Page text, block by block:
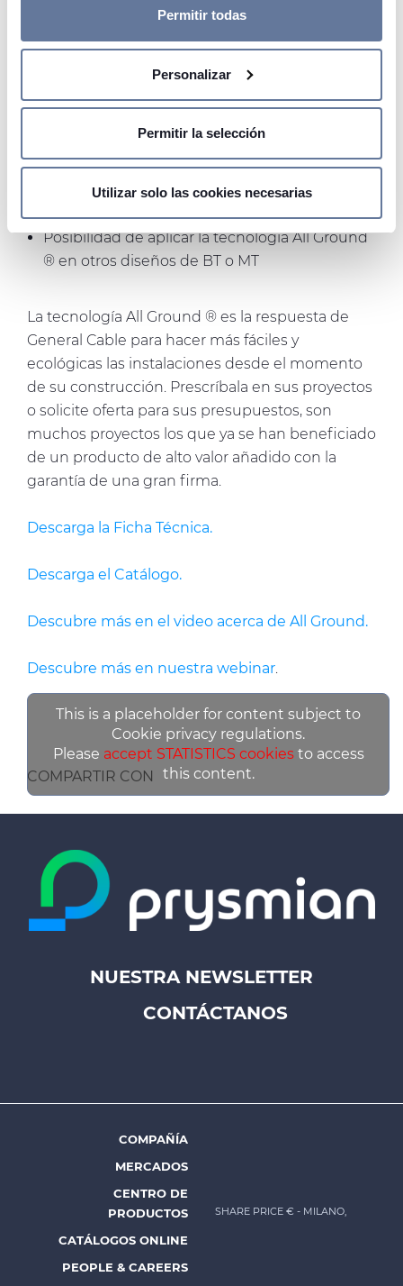
Si lo permite, también quisiéramos:
geográfica que puede tener una precisión de varios
Identificar su dispositivo analizándolo activamente
Obtenga más información sobre cómo se procesan sus
datos personales y establezca sus preferencias en la
consentimiento en cualquier momento en la Declaración
de cookies.
el contenido y los anuncios, ofrecer funciones de redes
sociales y analizar el tráfico. Además, compartimos
información sobre el uso que haga del sitio web con
nuestros partners de redes sociales, publicidad y análisis
web, quienes pueden combinarla con otra información
que les haya proporcionado o que hayan recopilado a
partir del uso que haya hecho de sus servicios.
Permitir todas
Personalizar
Permitir la selección
Utilizar solo las cookies necesarias
convencional
Iguales intensidades admisibles que cable
convencional
Alta resistencia a la intemperie (UNE 211605)
No contiene metales pesados
Resistente a termitas
Apto para instalaciones FV en isla (IT)
Posibilidad de aplicar la tecnología All Ground
® en otros diseños de BT o MT
La tecnología All Ground ® es la respuesta de
General Cable para hacer más fáciles y
ecológicas las instalaciones desde el momento
de su construcción. Prescríbala en sus proyectos
o solicite oferta para sus presupuestos, son
muchos proyectos los que ya se han beneficiado
de un producto de alto valor añadido con la
garantía de una gran firma.
Descarga la Ficha Técnica.
Descarga el Catálogo.
Descubre más en el video acerca de All Ground.
Descubre más en nuestra webinar.
COMPARTIR CON
This is a placeholder for content subject to
Cookie privacy regulations.
Please accept STATISTICS cookiesto access
this content.
Footer
Prysmian
NUESTRA NEWSLETTER
CONTÁCTANOS
Footer
menu
Prysmian
COMPAÑÍA
MERCADOS
CENTRO DE
PRODUCTOS
CATÁLOGOS ONLINE
PEOPLE & CAREERS
SHARE PRICE € - MILANO,